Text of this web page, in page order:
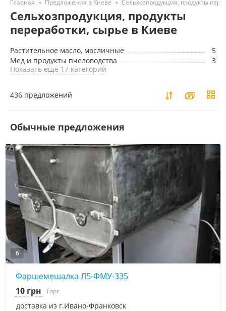
Главная Предложения в Киеве Сельхозпродукция, продукты
Сельхозпродукция, продукты
переработки, сырье в Киеве
Растительное масло, масличные
5
Мед и продукты пчеловодства
3
Показать ещё 17 категорий
436 предложений
Обычные предложения
6
Фаршемешалка Л5-ФМУ-335
доставка из г.Ивано-Франковск
10 грн Торг